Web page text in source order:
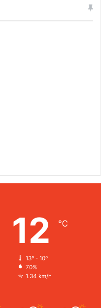
12 ℃
13º - 10º
70%
1.34 km/h